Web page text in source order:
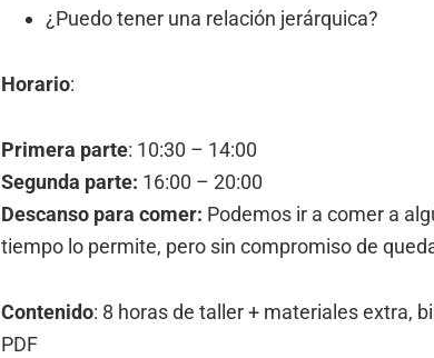
¿Puedo tener una relación jerárquica?
Horario:
Primera parte: 10:30 – 14:00
Segunda parte: 16:00 – 20:00
Descanso para comer: Podemos ir a comer a
tiempo lo permite, pero sin compromiso de
Contenido: 8 horas de taller + materiales extra,
PDF